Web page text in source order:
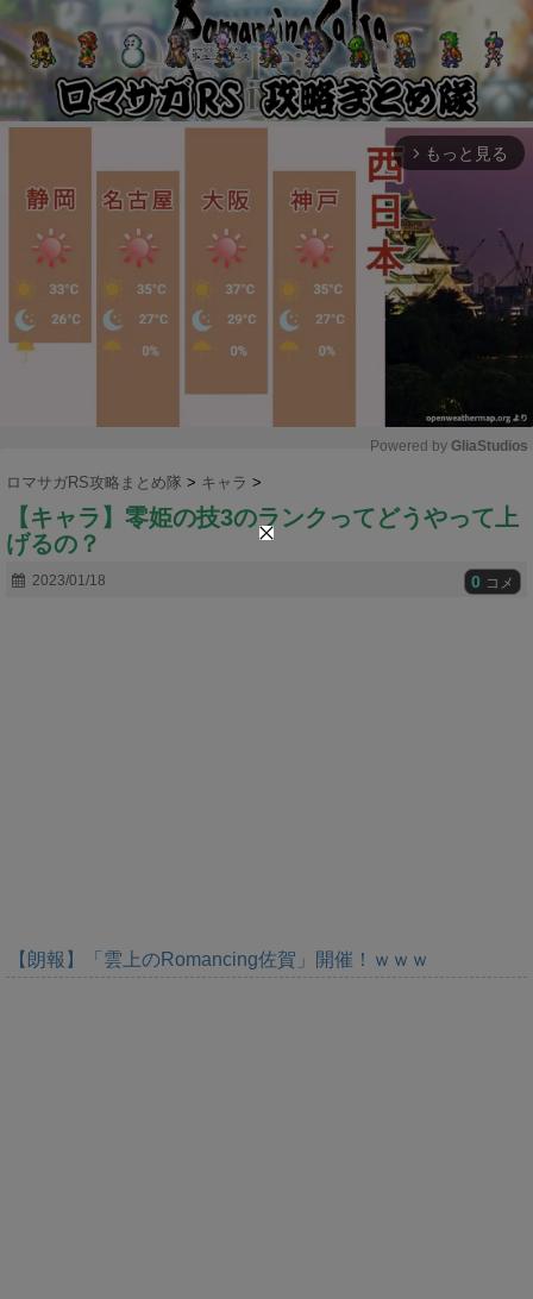
arrow_forward_ios もっと見る
u
Powered by GliaStudios
ロマサガRS攻略まとめ隊 > キャラ >
【キャラ】零姫の技3のランクってどうやって上
げるの？
2023/01/18 0 コメ
【朗報】「雲上のRomancing佐賀」開催！ｗｗｗ